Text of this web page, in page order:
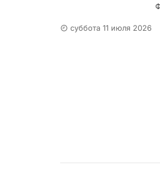
суббота 11 июля 2026